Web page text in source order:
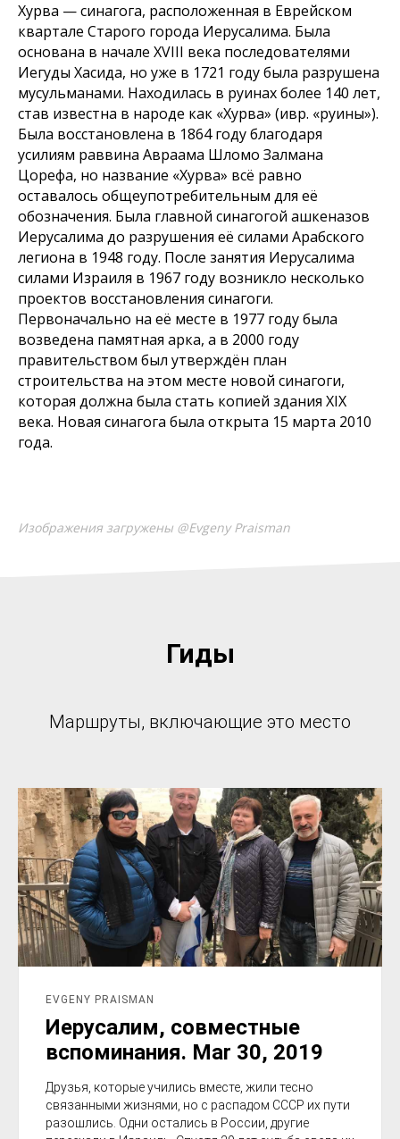
Хурва — синагога, расположенная в Еврейском
квартале Старого города Иерусалима. Была
основана в начале XVIII века последователями
Иегуды Хасида, но уже в 1721 году была разрушена
мусульманами. Находилась в руинах более 140 лет,
став известна в народе как «Хурва» (ивр. «руины»).
Была восстановлена в 1864 году благодаря
усилиям раввина Авраама Шломо Залмана
Цорефа, но название «Хурва» всё равно
оставалось общеупотребительным для её
обозначения. Была главной синагогой ашкеназов
Иерусалима до разрушения её силами Арабского
легиона в 1948 году. После занятия Иерусалима
силами Израиля в 1967 году возникло несколько
проектов восстановления синагоги.
Первоначально на её месте в 1977 году была
возведена памятная арка, а в 2000 году
правительством был утверждён план
строительства на этом месте новой синагоги,
которая должна была стать копией здания XIX
века. Новая синагога была открыта 15 марта 2010
года.
Изображения загружены @Evgeny Praisman
Гиды
Маршруты, включающие это место
EVGENY PRAISMAN
Иерусалим, совместные
вспоминания. Mar 30, 2019
Друзья, которые учились вместе, жили тесно
связанными жизнями, но с распадом СССР их пути
разошлись. Одни остались в России, другие